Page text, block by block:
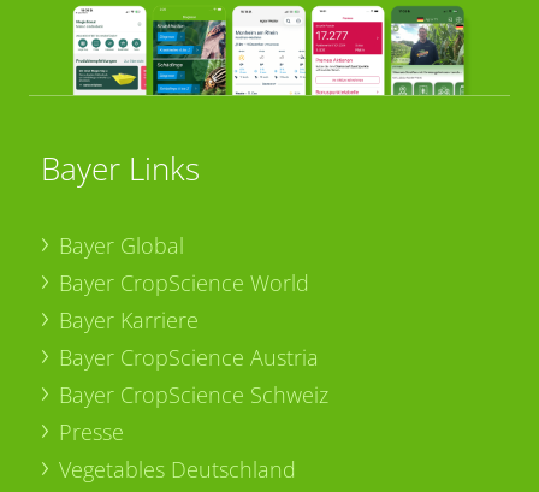
Bayer Links
Bayer Global
Bayer CropScience World
Bayer Karriere
Bayer CropScience Austria
Bayer CropScience Schweiz
Presse
Vegetables Deutschland